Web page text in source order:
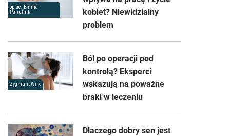
oprac. Emilia
Panufnik
kobiet? Niewidzialny
problem
Zygmunt Wilk
Ból po operacji pod
kontrolą? Eksperci
wskazują na poważne
braki w leczeniu
Dlaczego dobry sen jest